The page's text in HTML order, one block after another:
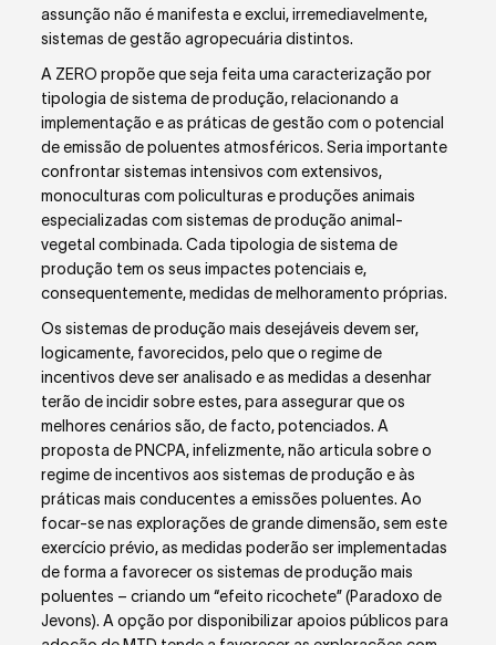
assunção não é manifesta e exclui, irremediavelmente,
sistemas de gestão agropecuária distintos.
A ZERO propõe que seja feita uma caracterização por
tipologia de sistema de produção, relacionando a
implementação e as práticas de gestão com o potencial
de emissão de poluentes atmosféricos. Seria importante
confrontar sistemas intensivos com extensivos,
monoculturas com policulturas e produções animais
especializadas com sistemas de produção animal-
vegetal combinada. Cada tipologia de sistema de
produção tem os seus impactes potenciais e,
consequentemente, medidas de melhoramento próprias.
Os sistemas de produção mais desejáveis devem ser,
logicamente, favorecidos, pelo que o regime de
incentivos deve ser analisado e as medidas a desenhar
terão de incidir sobre estes, para assegurar que os
melhores cenários são, de facto, potenciados. A
proposta de PNCPA, infelizmente, não articula sobre o
regime de incentivos aos sistemas de produção e às
práticas mais conducentes a emissões poluentes. Ao
focar-se nas explorações de grande dimensão, sem este
exercício prévio, as medidas poderão ser implementadas
de forma a favorecer os sistemas de produção mais
poluentes – criando um “efeito ricochete” (Paradoxo de
Jevons). A opção por disponibilizar apoios públicos para